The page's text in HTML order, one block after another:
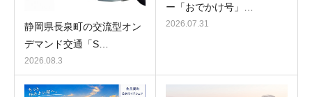
静岡県長泉町の交流型オン
デマンド交通「S…
2026.08.3
ー「おでかけ号」…
2026.07.31